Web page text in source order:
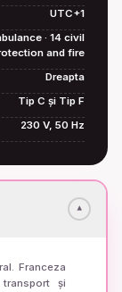
UTC+1
· 14 civil
and fire
Dreapta
Tip C și Tip F
230 V, 50 Hz
▾
Franceza
și